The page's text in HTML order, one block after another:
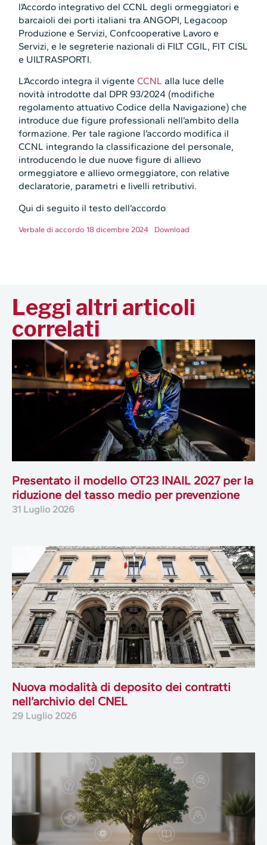
l’Accordo integrativo del CCNL degli ormeggiatori e
barcaioli dei porti italiani tra ANGOPI, Legacoop
Produzione e Servizi, Confcooperative Lavoro e
Servizi, e le segreterie nazionali di FILT CGIL, FIT CISL
e UILTRASPORTI.
L’Accordo integra il vigenteCCNL alla luce delle
novità introdotte dal DPR 93/2024 (modifiche
regolamento attuativo Codice della Navigazione) che
introduce due figure professionali nell’ambito della
formazione. Per tale ragione l’accordo modifica il
CCNL integrando la classificazione del personale,
introducendo le due nuove figure di allievo
ormeggiatore e allievo ormeggiatore, con relative
declaratorie, parametri e livelli retributivi.
Qui di seguito il testo dell’accordo
Verbale di accordo 18 dicembre 2024 Download
Leggi altri articoli
correlati
Presentato il modello OT23 INAIL 2027 per la
riduzione del tasso medio per prevenzione
31 Luglio 2026
Nuova modalità di deposito dei contratti
nell’archivio del CNEL
29 Luglio 2026